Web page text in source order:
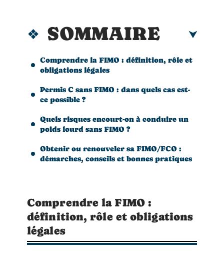
SOMMAIRE
Comprendre la FIMO : définition, rôle et
obligations légales
Permis C sans FIMO : dans quels cas est-
ce possible ?
Quels risques encourt-on à conduire un
poids lourd sans FIMO ?
Obtenir ou renouveler sa FIMO/FCO :
démarches, conseils et bonnes pratiques
Comprendre la FIMO :
définition, rôle et obligations
légales